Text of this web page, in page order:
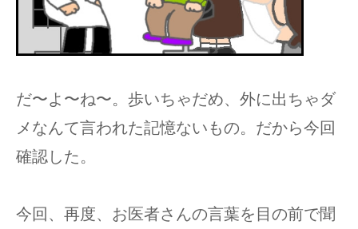
だ〜よ〜ね〜。歩いちゃだめ、外に出ちゃダ
メなんて言われた記憶ないもの。だから今回
確認した。
今回、再度、お医者さんの言葉を目の前で聞